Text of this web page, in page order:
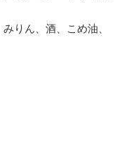
りん、酒、こめ油、